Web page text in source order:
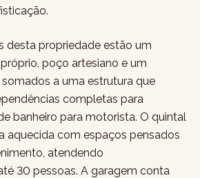
desta propriedade estão um
poço artesiano e um
a uma estrutura que
completas para
banheiro para motorista. O quintal
aquecida com espaços pensados
atendendo
30 pessoas. A garagem conta